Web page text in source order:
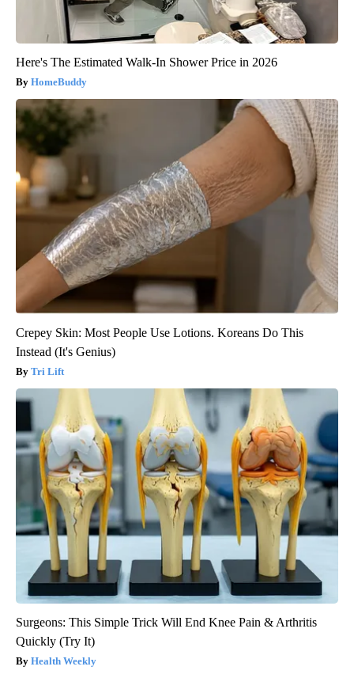
Here's The Estimated Walk-In Shower Price in 2026
HomeBuddy
Crepey Skin: Most People Use Lotions. Koreans Do This
Instead (It's Genius)
Tri Lift
Surgeons: This Simple Trick Will End Knee Pain & Arthritis
Quickly (Try It)
Health Weekly